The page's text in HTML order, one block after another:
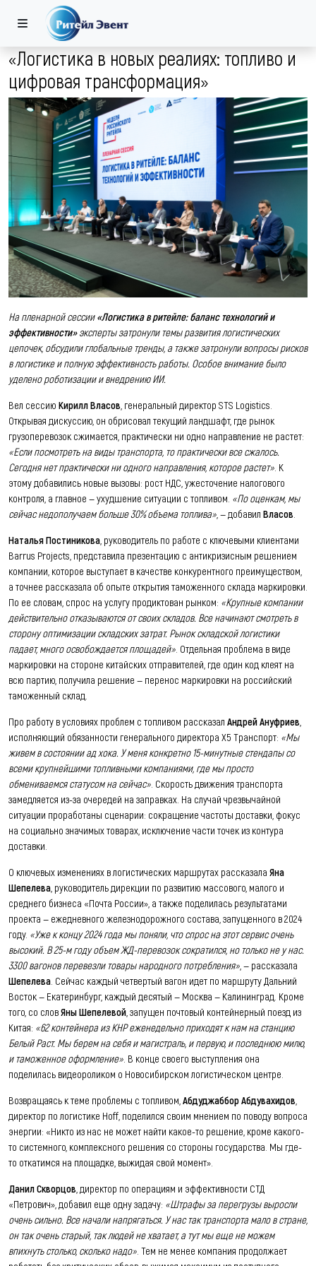
«Логистика в новых реалиях: топливо и
цифровая трансформация»
На пленарной сессии«Логистика в ритейле: баланс технологий и
эффективности»эксперты затронули темы развития логистических
цепочек, обсудили глобальные тренды, а также затронули вопросы рисков
в логистике и полную эффективность работы. Особое внимание было
уделено роботизации и внедрению ИИ.
Вел сессию Кирилл Власов , генеральный директор STS Logistics.
Открывая дискуссию, он обрисовал текущий ландшафт, где рынок
грузоперевозок сжимается, практически ни одно направление не растет:
«Если посмотреть на виды транспорта, то практически все сжалось.
Сегодня нет практически ни одного направления, которое растет» . К
этому добавились новые вызовы: рост НДС, ужесточение налогового
контроля, а главное — ухудшение ситуации с топливом. «По оценкам, мы
сейчас недополучаем больше 30% объема топлива» , — добавил Власов
Наталья Постиникова , руководитель по работе с ключевыми клиентами
Barrus Projects, представила презентацию с антикризисным решением
компании, которое выступает в качестве конкурентного преимуществом,
а точнее рассказала об опыте открытия таможенного склада маркировки.
По ее словам, спрос на услугу продиктован рынком: «Крупные компании
действительно отказываются от своих складов. Все начинают смотреть в
сторону оптимизации складских затрат. Рынок складской логистики
падает, много освобождается площадей» . Отдельная проблема в виде
маркировки на стороне китайских отправителей, где один код клеят на
всю партию, получила решение — перенос маркировки на российский
таможенный склад.
Про работу в условиях проблем с топливом рассказал Андрей Ануфриев
исполняющий обязанности генерального директора X5 Транспорт: «Мы
живем в состоянии ад хока. У меня конкретно 15-минутные стендапы со
всеми крупнейшими топливными компаниями, где мы просто
обмениваемся статусом на сейчас» . Скорость движения транспорта
замедляется из-за очередей на заправках. На случай чрезвычайной
ситуации проработаны сценарии: сокращение частоты доставки, фокус
на социально значимых товарах, исключение части точек из контура
доставки.
О ключевых изменениях в логистических маршрутах рассказала Яна
Шепелева , руководитель дирекции по развитию массового, малого и
среднего бизнеса «Почта России», а также поделилась результатами
проекта — ежедневного железнодорожного состава, запущенного в 2024
году. «Уже к концу 2024 года мы поняли, что спрос на этот сервис очень
высокий. В 25-м году объем ЖД-перевозок сократился, но только не у нас.
3300 вагонов перевезли товары народного потребления» , — рассказала
Шепелева . Сейчас каждый четвертый вагон идет по маршруту Дальний
Восток — Екатеринбург, каждый десятый — Москва — Калининград. Кроме
того, со словЯны Шепелевой , запущен почтовый контейнерный поезд из
Китая: «62 контейнера из КНР еженедельно приходят к нам на станцию
Белый Раст. Мы берем на себя и магистраль, и первую, и последнюю милю,
и таможенное оформление» . В конце своего выступления она
поделилась видеороликом о Новосибирском логистическом центре.
Возвращаясь к теме проблемы с топливом, Абдуджаббор Абдувахидов
директор по логистике Hoff, поделился своим мнением по поводу вопроса
энергии: «Никто из нас не может найти какое-то решение, кроме какого-
то системного, комплексного решения со стороны государства. Мы где-
то откатимся на площадке, выжидая свой момент».
Данил Скворцов , директор по операциям и эффективности СТД
«Петрович», добавил еще одну задачу: «Штрафы за перегрузы выросли
очень сильно. Все начали напрягаться. У нас так транспорта мало в стране,
он так очень старый, так людей не хватает, а тут мы еще не можем
впихнуть столько, сколько надо» . Тем не менее компания продолжает